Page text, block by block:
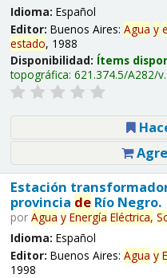
Idioma: Español
Editor: Buenos Aires: Agua y
estado, 1988
Disponibilidad: Ítems
topográfica: 621.374.5/A282/
Estación
provincia deRío Negro.
por Agua y Energía Eléctrica,
Idioma: Español
Editor: Buenos Aires: Agua y
1998